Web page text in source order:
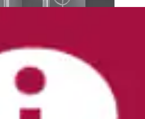
»Nassau« 2 Stk. tlg.
PreisUVP 119,99 €
- 25 %
89,99 €